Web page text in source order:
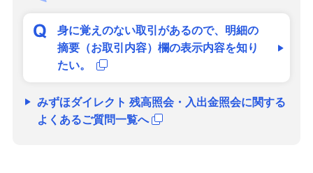
身に覚えのない取引があるので、明細の
摘要（お取引内容）欄の表示内容を知り
たい。
みずほダイレクト 残高照会・入出金照会に関する
よくあるご質問一覧へ